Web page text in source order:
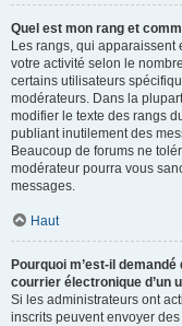
Quel est mon rang et
Les rangs, qui apparaissent
votre activité selon le
certains utilisateurs
modérateurs. Dans la
modifier le texte des rangs
publiant inutilement des
Beaucoup de forums ne
modérateur pourra vous
messages.
Haut
Pourquoi m’est-il
courrier électronique d’un
Si les administrateurs ont
inscrits peuvent envoyer